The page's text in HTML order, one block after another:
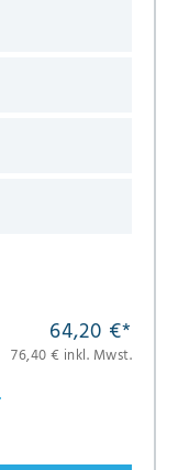
64,20 €*
76,40 € inkl. Mwst.